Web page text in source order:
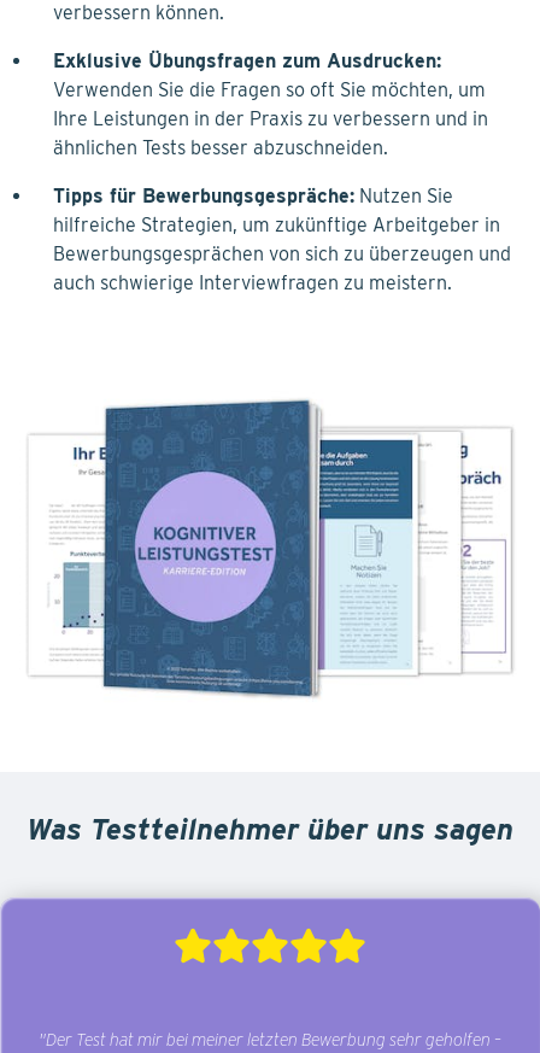
verbessern können.
Exklusive Übungsfragen zum Ausdrucken:
Verwenden Sie die Fragen so oft Sie möchten, um
Ihre Leistungen in der Praxis zu verbessern und in
ähnlichen Tests besser abzuschneiden.
Tipps für Bewerbungsgespräche: Nutzen Sie
hilfreiche Strategien, um zukünftige Arbeitgeber in
Bewerbungsgesprächen von sich zu überzeugen und
auch schwierige Interviewfragen zu meistern.
Was Testteilnehmer über uns sagen
"Der Test hat mir bei meiner letzten Bewerbung sehr geholfen –